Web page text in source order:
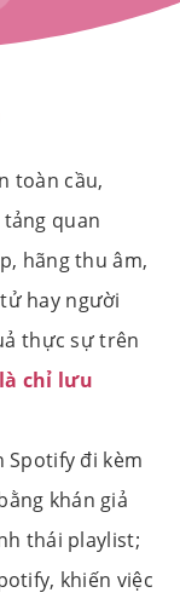
toàn cầu,
quan
hãng thu âm,
hay người
thực sự trên
chỉ lưu
đi kèm
khán giả
thái playlist;
khiến việc